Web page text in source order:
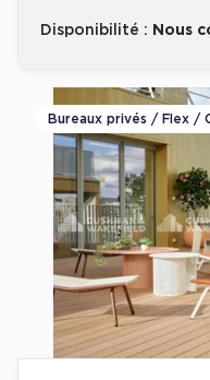
Disponibilité : Nous
Bureaux privés / Flex /